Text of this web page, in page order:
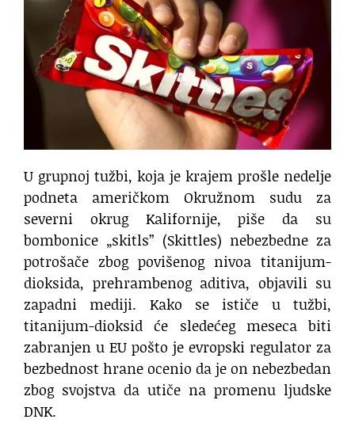
U grupnoj tužbi, koja je krajem prošle nedelje
podneta američkom Okružnom sudu za
severni okrug Kalifornije, piše da su
bombonice „skitls” (Skittles) nebezbedne za
potrošače zbog povišenog nivoa titanijum-
dioksida, prehrambenog aditiva, objavili su
zapadni mediji. Kako se ističe u tužbi,
titanijum-dioksid će sledećeg meseca biti
zabranjen u EU pošto je evropski regulator za
bezbednost hrane ocenio da je on nebezbedan
zbog svojstva da utiče na promenu ljudske
DNK.